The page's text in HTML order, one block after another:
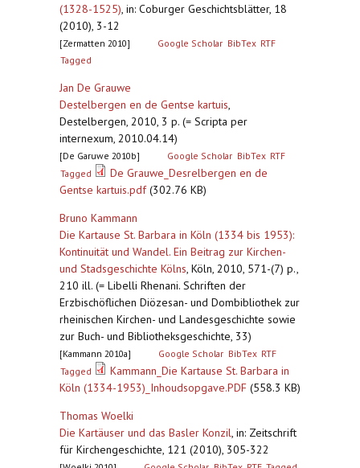
(1328-1525), in: Coburger Geschichtsblätter, 18
(2010), 3-12
[Zermatten 2010] Google Scholar BibTex RTF
Tagged
Jan De Grauwe
Destelbergen en de Gentse kartuis,
Destelbergen, 2010, 3 p. (= Scripta per
internexum, 2010.04.14)
[De Garuwe 2010b] Google Scholar BibTex RTF
Tagged
De Grauwe_Desrelbergen en de
Gentse kartuis.pdf(302.76 KB)
Bruno Kammann
Die Kartause St. Barbara in Köln (1334 bis 1953):
Kontinuität und Wandel. Ein Beitrag zur Kirchen-
und Stadsgeschichte Kölns, Köln, 2010, 571-(7) p.,
210 ill. (= Libelli Rhenani. Schriften der
Erzbischöflichen Diözesan- und Dombibliothek zur
rheinischen Kirchen- und Landesgeschichte sowie
zur Buch- und Bibliotheksgeschichte, 33)
[Kammann 2010a] Google Scholar BibTex RTF
Tagged
Kammann_Die Kartause St. Barbara in
Köln (1334-1953)_Inhoudsopgave.PDF (558.3 KB)
Thomas Woelki
Die Kartäuser und das Basler Konzil, in: Zeitschrift
für Kirchengeschichte, 121 (2010), 305-322